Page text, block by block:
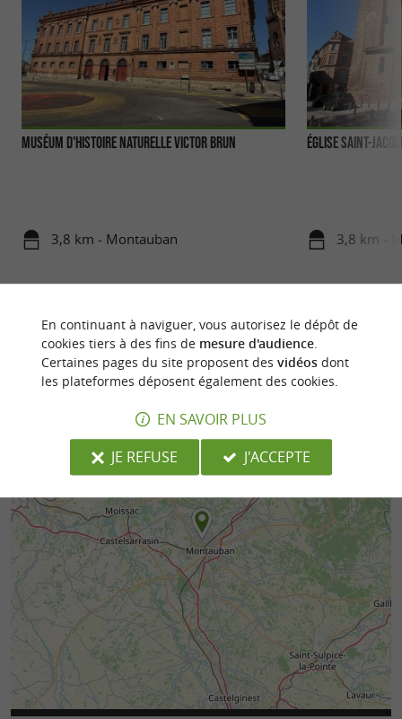
Muséum d'Histoire Naturelle Victor Brun
3,8 km - Montauban
Église Saint-
3,8 km -
En continuant à naviguer, vous autorisez le dépôt de
cookies tiers à des fins de mesure d'audience.
Certaines pages du site proposent des vidéosdont
les plateformes déposent également des cookies.
EN SAVOIR PLUS
JE REFUSE
J'ACCEPTE